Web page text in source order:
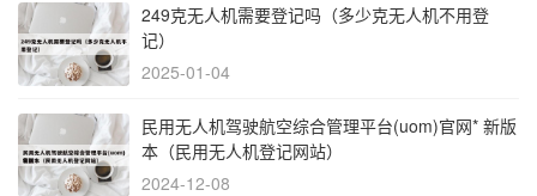
249克无人机需要登记吗（多少克无人机不用登
记）
2025-01-04
民用无人机驾驶航空综合管理平台(uom)官网* 新版
本（民用无人机登记网站）
2024-12-08